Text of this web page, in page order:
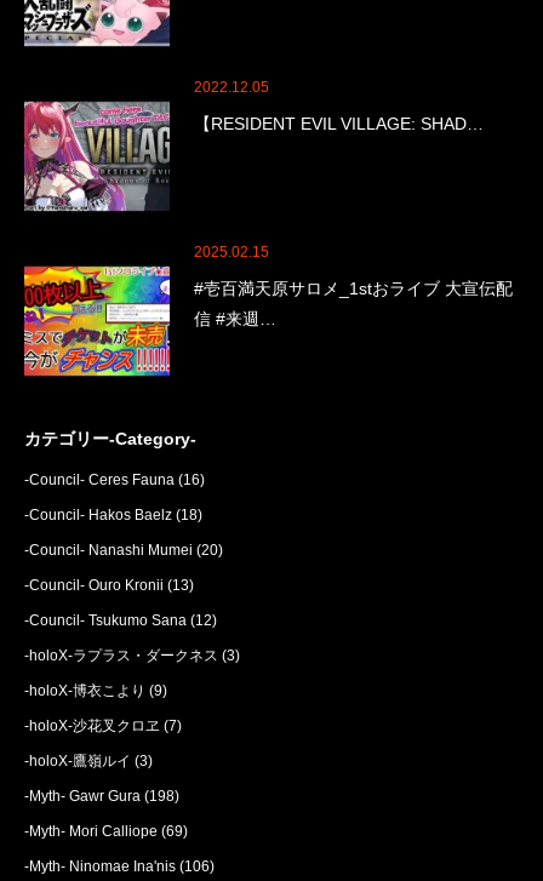
2022.12.05
【RESIDENT EVIL VILLAGE: SHAD…
2025.02.15
#壱百満天原サロメ_1stおライブ 大宣伝配
信 #来週…
カテゴリー-Category-
-Council- Ceres Fauna (16)
-Council- Hakos Baelz (18)
-Council- Nanashi Mumei (20)
-Council- Ouro Kronii (13)
-Council- Tsukumo Sana (12)
-holoX-ラプラス・ダークネス (3)
-holoX-博衣こより (9)
-holoX-沙花叉クロヱ (7)
-holoX-鷹嶺ルイ (3)
-Myth- Gawr Gura (198)
-Myth- Mori Calliope (69)
-Myth- Ninomae Ina'nis (106)